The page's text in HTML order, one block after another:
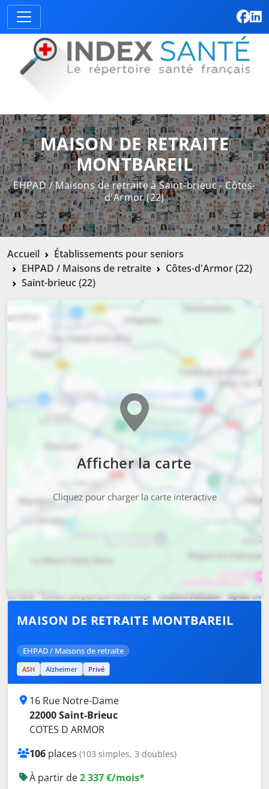
MAISON DE RETRAITE
MONTBAREIL
EHPAD / Maisons de retraite à Saint-brieuc - Côtes-
d'Armor (22)
Accueil
Établissements pour seniors
EHPAD / Maisons de retraite
Côtes-d'Armor (22)
Saint-brieuc (22)
Afficher la carte
Cliquez pour charger la carte interactive
MAISON DE RETRAITE MONTBAREIL
EHPAD / Maisons de retraite
ASH Alzheimer Privé
16 Rue Notre-Dame
22000 Saint-Brieuc
COTES D ARMOR
106 places (103 simples, 3 doubles)
À partir de2 337 €/mois*